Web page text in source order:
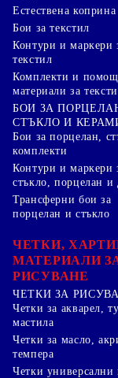
Естествена коприна
Бои за текстил
Контури и маркери
текстил
Комплекти и
материали за
БОИ ЗА
СТЪКЛО И
Бои за порцелан,
комплекти
Контури и маркери
стъкло, порцелан и
Трансферни бои за
порцелан и стъкло
ЧЕТКИ,
МАТЕРИАЛИ
РИСУВАНЕ
ЧЕТКИ ЗА
Четки за акварел,
мастила
Четки за масло,
темпера
Четки универсални